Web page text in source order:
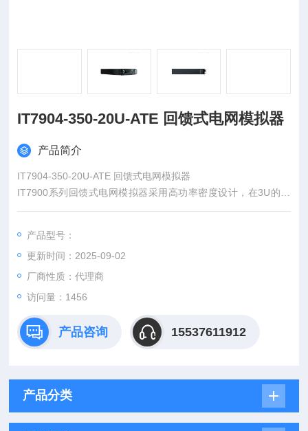
IT7904-350-20U-ATE 回馈式电网模拟器
产品简介
IT7904-350-20U-ATE 回馈式电网模拟器
IT7900系列回馈式电网模拟器采用高功率密度设计，在3U的体
积内功率可达15kVA，电压可达350V L-N。通过主从并机，可轻
反相及多通道测试需求，反相模式下电压可扩展至200%额定电
压。*的任意波形编辑功能可模拟各种电网扰动波形，是测试和研
发实验室的理想选择。
产品型号：
更新时间：2025-09-02
厂商性质：代理商
访问量：1456
产品咨询 15537611912
产品分类